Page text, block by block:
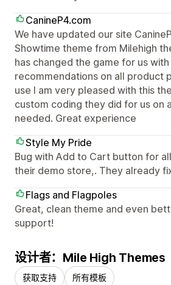
CanineP4.com
We have updated our site
Showtime theme from Milehigh
has changed the game for us
recommendations on all product
use I am very pleased with this
custom coding they did for us on
needed. Great experience
Style My Pride
Bug with Add to Cart button for
their demo store,. They already
Flags and Flagpoles
Great, clean theme and even
support!
设计者：Mile High Themes
获取支持 所有模板